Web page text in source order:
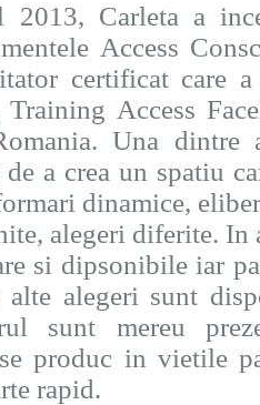
2013, Carleta a
Access
certificat care a
Access
Una dintre
de a crea un spatiu
dinamice,
alegeri diferite. In
si dipsonibile iar
alte alegeri sunt
sunt mereu
produc in vietile
rapid.